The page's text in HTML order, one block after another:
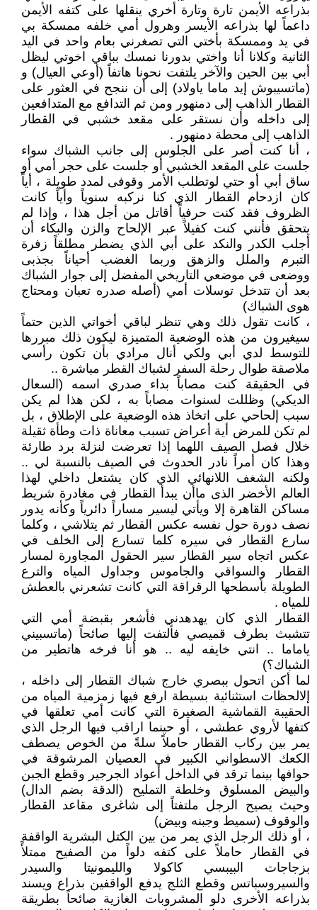
بذراعه الأيمن تارة وتارة أخري ينقلها على كتفه الأيمن
داعماً لها بذراعه الأيسر وهرول أمي خلفه ممسكة بي
في يد وممسكة بأختي التي تصغرني بعام واحد في اليد
الثانية وكلانا أنا واختي بدورنا نمسك بباقي اخوتي ليظل
أبي بين الحين والآخر يلتفت نحونا هاتفاً (أوعي العيال) و
(ماتسيبوش إيد ماما ياولاد) إلى أن ننجح في العثور على
القطار الذاهب إلى دمنهور ومن ثم التدافع مع المتدافعين
إلى داخله وأن نستقر على مقعد خشبي في القطار
الذاهب إلى محطة دمنهور .
، أنا كنت أصر على الجلوس إلى جانب الشباك سواء
جلست على المقعد الخشبي أو جلست على حجر أمي أو
ساق أبي أو حتي لوتطلب الأمر وقوفى لمدد طويلة ، أياً
كان ازدحام القطار الذي كنا نركبه سنوياً وأياً كانت
الظروف فقد كنت حرفياً أقاتل من أجل هذا ، وإذا لم
يتحقق فأنني كنت كفيلاً عبر الإلحاح والزن والبكاء أن
أجلب الكدر والنكد على أبي الذي يضطر مطلقاً زفرة
التبرم والملل والزهق وربما الغضب أحياناً بجذبى
ووضعى في موضعي التاريخي المفضل إلى جوار الشباك
بعد أن تتدخل توسلات أمي (أصله صدره تعبان ومحتاج
هوى الشباك)
، كانت تقول ذلك وهي تنظر لباقي أخواتي الذين حتماً
سيغيرون من هذه الوضعية المتميزة ليكون ذلك مبررها
للتوسط لدي أبي ولكي أنال مرادي بأن تكون رأسي
ملاصقة طوال رحلة السفر لشباك القطر مباشرة ..
في الحقيقة كنت مصاباً بداء صدري اسمه (السعال
الديكي) وظللت لسنوات مصاباً به ، لكن هذا لم يكن
سبب إلحاحي على اتخاذ هذه الوضعية على الإطلاق ، بل
لم تكن للمرض أية أعراض تسبب معاناة ذات وطأة ثقيلة
خلال فصل الصيف اللهما إذا تعرضت لنزلة برد طارئة
وهذا كان أمراً نادر الحدوث في الصيف بالنسبة لي ..
ولكنه الشغف اللانهائي الذي كان يشتعل داخلي لهذا
العالم الأخضر الذى ماأن يبدأ القطار في مغادرة شريط
مساكن القاهرة إلا ويأتي ليسير مساراً دائرياً وكأنه يدور
نصف دورة حول نفسه عكس القطار ثم يتلاشي ، وكلما
سارع القطار في سيره كلما تسارع إلى الخلف في
عكس اتجاه سير القطار سير الحقول المجاورة لمسار
القطار والسواقي والجاموس وجداول المياه والترع
الطويلة بأسطحها الرقراقة التي كانت تشعرني بالعطش
للمياه .
القطار الذي كان يهدهدني فأشعر بقبضة أمي التي
تتشبث بطرف قميصي فألتفت إليها صائحاً (ماتسبيني
ياماما .. انتي خايفه ليه .. هو أنا فرخه هاتطير من
الشباك؟)
لما أكن اتحول ببصري خارج شباك القطار إلى داخله ،
إلالحظات استثنائية بسيطة ارفع فيها زمزمية المياه من
الحقيبة القماشية الصغيرة التي كانت أمي تعلقها في
كتفها لأروي عطشي ، أو حينما اراقب فيها الرجل الذي
يمر بين ركاب القطار حاملاً سلةً من الخوص يصطف
الكعك الاسطواني الكبير في العصيان المرشوقة في
حوافها بينما ترقد في الداخل أعواد الجرجير وقطع الجبن
والبيض المسلوق وخلطة التمليح (الدقة بضم الدال)
وحيث يصيح الرجل ملتفتاً إلى شاغرى مقاعد القطار
والوقوف (سميط وجبنه وبيض)
، أو ذلك الرجل الذي يمر من بين الكتل البشرية الواقفة
في القطار حاملاً على كتفه دلواً من الصفيح ممتلأً
بزجاجات البيبسي كاكولا والليمونيتا والسيدر
والسيروسباتس وقطع الثلج يدفع الواقفين بذراع ويسند
بذراعه الأخرى دلو المشروبات الغازية صائحاً بطريقة